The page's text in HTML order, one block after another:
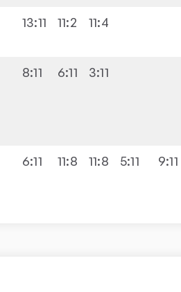
13:11 11:2 11:4
8:11 6:11 3:11
6:11 11:8 11:8 5:11 9:11